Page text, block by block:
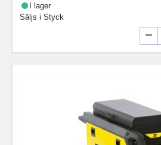
I lager
Säljs i Styck